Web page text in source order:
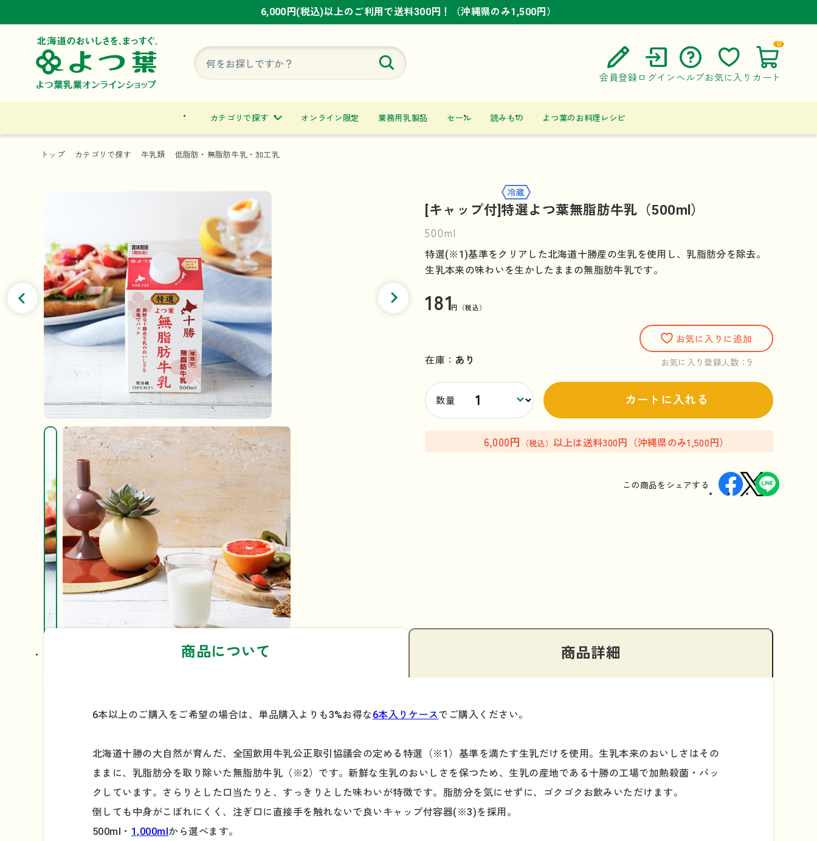
6,000円(税込)以上のご利用で送料300円！（沖縄県のみ1,500円）
6,000円(税込)以上のご利用で送料300円！（沖縄県のみ1,500円）
6,000円(税込)以上のご利用で送料300円！（沖縄県のみ1,500円）
会員登録 ログイン ヘルプ
ご利用ガイド
お問い合わせ
お気に入り カート
0
カテゴリで探す オンライン限定 業務用乳製品 セール 読みもの よつ葉のお料理レシピ
トップ カテゴリで探す 牛乳類 低脂肪・無脂肪牛乳・加工乳
[キャップ付]特選よつ葉無脂肪牛乳（500ml）
500ml
特選(※1)基準をクリアした北海道十勝産の生乳を使用し、乳脂肪分を除去。
生乳本来の味わいを生かしたままの無脂肪牛乳です。
181円（税込）
在庫： あり
お気に入りに追加
お気に入り登録人数： 9
数量 カートに入れる
6,000円 （税込） 以上は送料300円（沖縄県のみ1,500円）
この商品を シェアする
商品について 商品詳細
6本以上のご購入をご希望の場合は、単品購入よりも3%お得な 6本入りケースでご購入ください。
北海道十勝の大自然が育んだ、全国飲用牛乳公正取引協議会の定める特選（※1）基準を満たす生乳だけを使用。生乳本来のおいしさはその
ままに、乳脂肪分を取り除いた無脂肪牛乳（※2）です。新鮮な生乳のおいしさを保つため、生乳の産地である十勝の工場で加熱殺菌・パッ
クしています。さらりとした口当たりと、すっきりとした味わいが特徴です。脂肪分を気にせずに、ゴクゴクお飲みいただけます。
倒しても中身がこぼれにくく、注ぎ口に直接手を触れないで良いキャップ付容器(※3)を採用。
500ml・ 1,000mlから選べます。